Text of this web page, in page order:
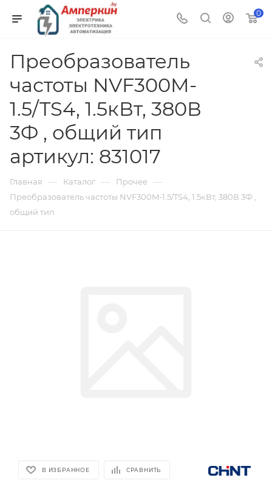
0
Преобразователь
частоты NVF300M-
1.5/TS4, 1.5кВт, 380В
3Ф , общий тип
артикул: 831017
Главная — Каталог — Прочее —
Преобразователь частоты NVF300M-1.5/TS4, 1.5кВт, 380В 3Ф ,
общий тип
В ИЗБРАННОЕ СРАВНИТЬ